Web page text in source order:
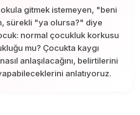
okula gitmek istemeyen, "beni
sürekli "ya olursa?" diye
normal çocukluk korkusu
mu? Çocukta kaygı
anlaşılacağını, belirtilerini
anlatıyoruz.